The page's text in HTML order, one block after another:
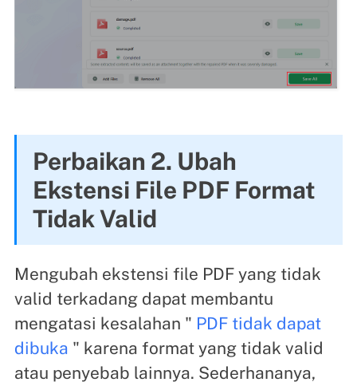
Perbaikan 2. Ubah
Ekstensi File PDF Format
Tidak Valid
Mengubah ekstensi file PDF yang tidak
valid terkadang dapat membantu
mengatasi kesalahan " PDF tidak dapat
dibuka " karena format yang tidak valid
atau penyebab lainnya. Sederhananya,